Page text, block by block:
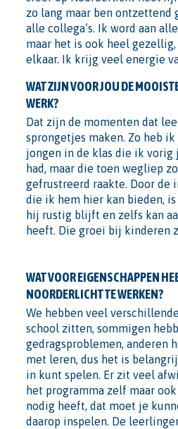
zo lang maar ben ontzettend
alle collega’s. Ik word aan
maar het is ook heel
elkaar. Ik krijg veel energie
WAT ZIJN VOOR JOU DE
WERK?
Dat zijn de momenten dat
sprongetjes maken. Zo heb
jongen in de klas die ik vorig
had, maar die toen wegliep
gefrustreerd raakte. Door de
die ik hem hier kan bieden,
hij rustig blijft en zelfs kan
heeft. Die groei bij kinderen
WAT VOOR EIGENSCHAPPEN
NOORDERLICHT TE WERKEN?
We hebben veel
school zitten, sommigen
gedragsproblemen, anderen
met leren, dus het is
in kunt spelen. Er zit veel
het programma zelf maar
nodig heeft, dat moet je
daarop inspelen. De